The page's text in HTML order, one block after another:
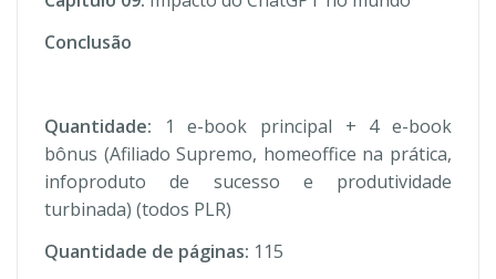
Conclusão
Quantidade: 1 e-book principal + 4 e-book
bônus (Afiliado Supremo, homeoffice na prática,
infoproduto de sucesso e produtividade
turbinada) (todos PLR)
Quantidade de páginas: 115